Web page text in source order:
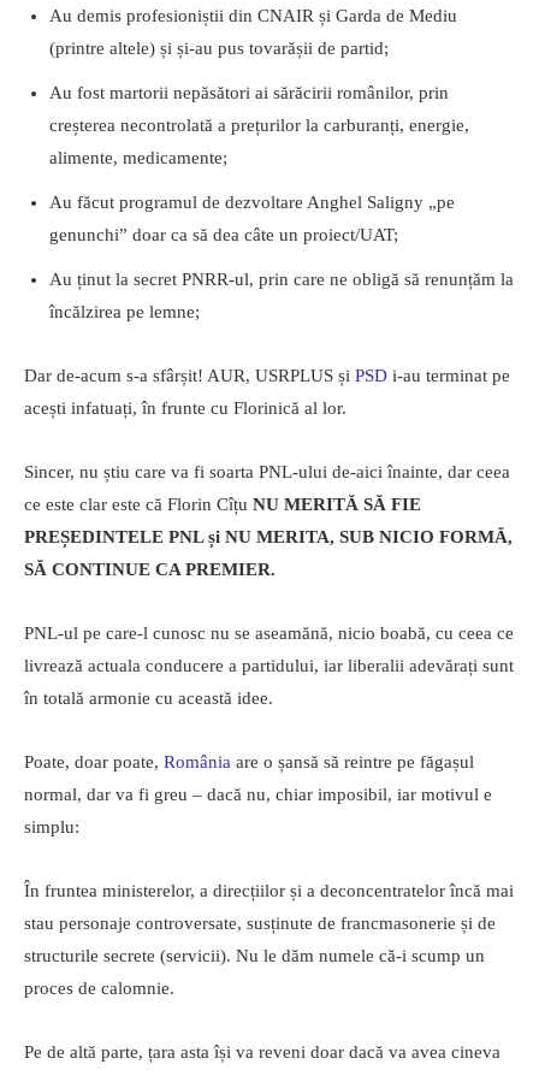
Au demis profesioniștii din CNAIR și Garda de Mediu
(printre altele) și și-au pus tovarășii de partid;
Au fost martorii nepăsători ai sărăcirii românilor, prin
creșterea necontrolată a prețurilor la carburanți, energie,
alimente, medicamente;
Au făcut programul de dezvoltare Anghel Saligny „pe
genunchi” doar ca să dea câte un proiect/UAT;
Au ținut la secret PNRR-ul, prin care ne obligă să renunțăm la
încălzirea pe lemne;
Dar de-acum s-a sfârșit! AUR, USRPLUS și PSD i-au terminat pe
acești infatuați, în frunte cu Florinică al lor.
Sincer, nu știu care va fi soarta PNL-ului de-aici înainte, dar ceea
ce este clar este că Florin Cîțu NU MERITĂ SĂ FIE
PREȘEDINTELE PNL și NU MERITA, SUB NICIO FORMĂ,
SĂ CONTINUE CA PREMIER.
PNL-ul pe care-l cunosc nu se aseamănă, nicio boabă, cu ceea ce
livrează actuala conducere a partidului, iar liberalii adevărați sunt
în totală armonie cu această idee.
Poate, doar poate, România are o șansă să reintre pe făgașul
normal, dar va fi greu – dacă nu, chiar imposibil, iar motivul e
simplu:
În fruntea ministerelor, a direcțiilor și a deconcentratelor încă mai
stau personaje controversate, susținute de francmasonerie și de
structurile secrete (servicii). Nu le dăm numele că-i scump un
proces de calomnie.
Pe de altă parte, țara asta își va reveni doar dacă va avea cineva